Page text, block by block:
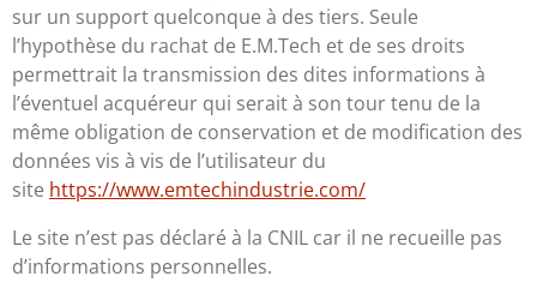
sur un support quelconque à des tiers. Seule
l’hypothèse du rachat de E.M.Tech et de ses droits
permettrait la transmission des dites informations à
l’éventuel acquéreur qui serait à son tour tenu de la
même obligation de conservation et de modification des
données vis à vis de l’utilisateur du
site https://www.emtechindustrie.com/
Le site n’est pas déclaré à la CNIL car il ne recueille pas
d’informations personnelles.